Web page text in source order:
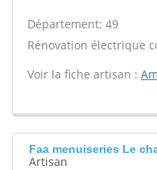
Département: 49
Rénovation électrique
Voir la fiche artisan :
Faa menuiseries Le
Artisan